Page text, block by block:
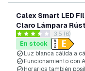
Calex Smart LED
Claro Lámpara
abrir el
3.5 estrellas de3.5 (6)
En stock
Luz blanca cálida a
Funcionamiento con
Horarios también